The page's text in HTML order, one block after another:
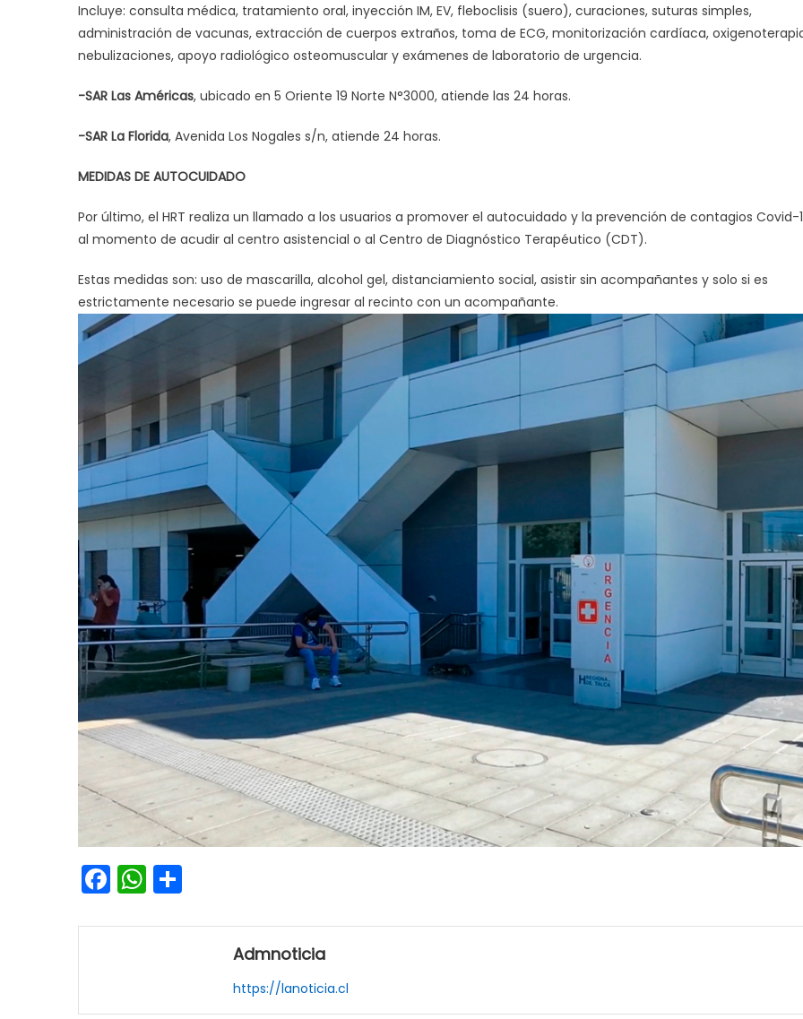
Incluye: consulta médica, tratamiento oral, inyección IM, EV, fleboclisis (suero), curaciones, suturas simples,
administración de vacunas, extracción de cuerpos extraños, toma de ECG, monitorización cardíaca,
nebulizaciones, apoyo radiológico osteomuscular y exámenes de laboratorio de urgencia.
-SAR Las Américas, ubicado en 5 Oriente 19 Norte N°3000, atiende las 24 horas.
-SAR La Florida, Avenida Los Nogales s/n, atiende 24 horas.
MEDIDAS DE AUTOCUIDADO
Por último, el HRT realiza un llamado a los usuarios a promover el autocuidado y la prevención de contagios Covid-
al momento de acudir al centro asistencial o al Centro de Diagnóstico Terapéutico (CDT).
Estas medidas son: uso de mascarilla, alcohol gel, distanciamiento social, asistir sin acompañantes y solo si es
estrictamente necesario se puede ingresar al recinto con un acompañante.
Facebook
WhatsApp
Admnoticia
https://lanoticia.cl